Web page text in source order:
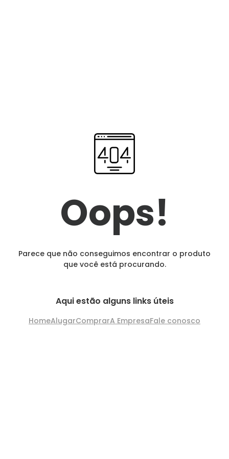
Oops!
Parece que não conseguimos encontrar o produto
que você está procurando.
Aqui estão alguns links úteis
HomeAlugarComprarA EmpresaFale conosco